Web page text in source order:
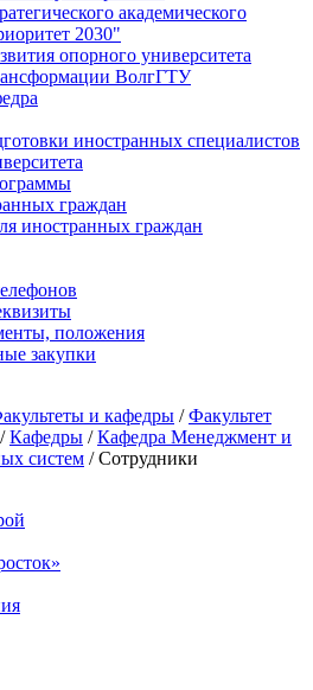
академического
2030"
опорного университета
ВолгГТУ
иностранных специалистов
граждан
иностранных граждан
положения
закупки
и кафедры /Факультет
/Кафедры /Кафедра Менеджмент и
систем / Сотрудники